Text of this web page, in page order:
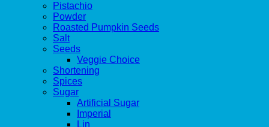
Pistachio
Powder
Roasted Pumpkin Seeds
Salt
Seeds
Veggie Choice
Shortening
Spices
Sugar
Artificial Sugar
Imperial
Lin